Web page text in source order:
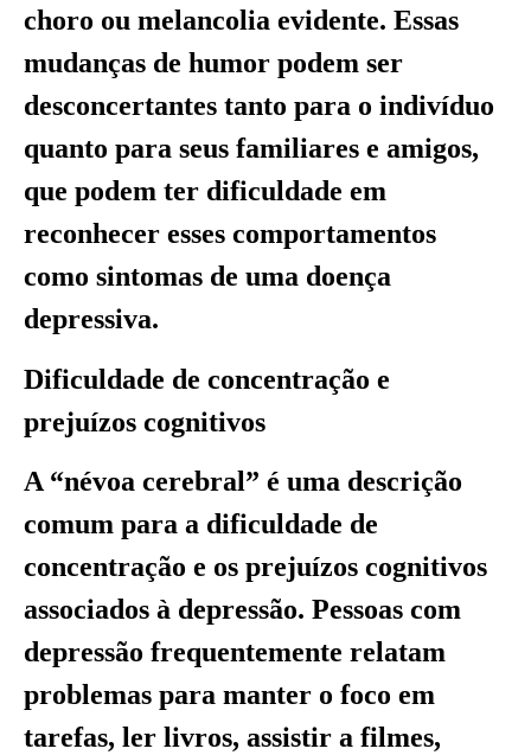
choro ou melancolia evidente. Essas
mudanças de humor podem ser
desconcertantes tanto para o indivíduo
quanto para seus familiares e amigos,
que podem ter dificuldade em
reconhecer esses comportamentos
como sintomas de uma doença
depressiva.
Dificuldade de concentração e
prejuízos cognitivos
A “névoa cerebral” é uma descrição
comum para a dificuldade de
concentração e os prejuízos cognitivos
associados à depressão. Pessoas com
depressão frequentemente relatam
problemas para manter o foco em
tarefas, ler livros, assistir a filmes,